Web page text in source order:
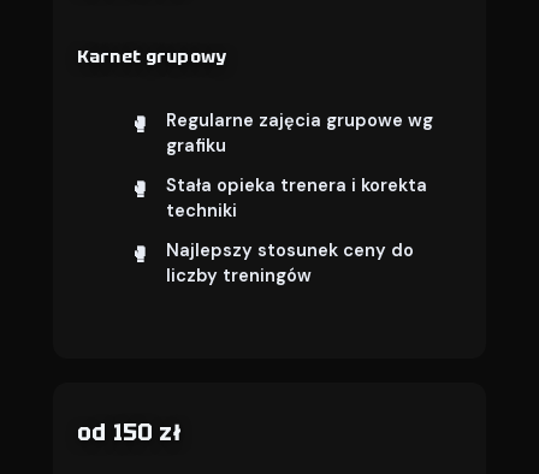
Karnet grupowy
Regularne zajęcia grupowe wg
grafiku
Stała opieka trenera i korekta
techniki
Najlepszy stosunek ceny do
liczby treningów
od 150 zł